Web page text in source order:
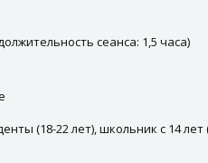
сеанса: 1,5 часа)
(18-22 лет), школьник с 14